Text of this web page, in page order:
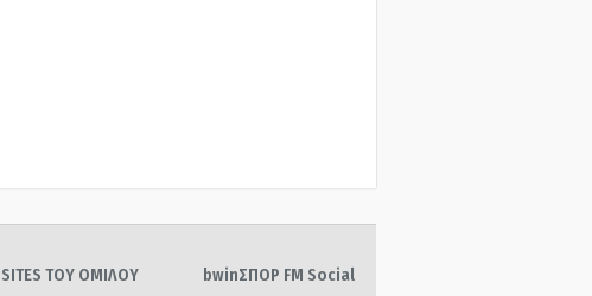
SITES ΤΟΥ ΟΜΙΛΟΥ
bwinΣΠΟΡ FM Social